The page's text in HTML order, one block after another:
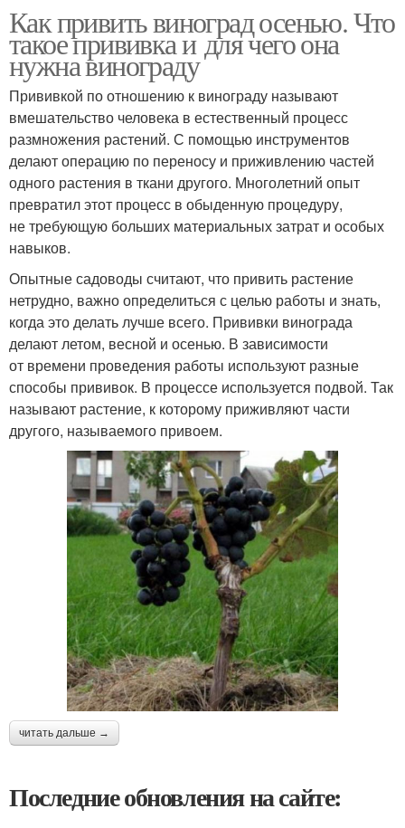
Как привить виноград осенью. Что
такое прививка и для чего она
нужна винограду
Прививкой по отношению к винограду называют
вмешательство человека в естественный процесс
размножения растений. С помощью инструментов
делают операцию по переносу и приживлению частей
одного растения в ткани другого. Многолетний опыт
превратил этот процесс в обыденную процедуру,
не требующую больших материальных затрат и особых
навыков.
Опытные садоводы считают, что привить растение
нетрудно, важно определиться с целью работы и знать,
когда это делать лучше всего. Прививки винограда
делают летом, весной и осенью. В зависимости
от времени проведения работы используют разные
способы прививок. В процессе используется подвой. Так
называют растение, к которому приживляют части
другого, называемого привоем.
читать дальше →
Последние обновления на сайте: